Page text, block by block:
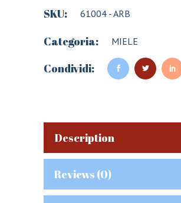
SKU: 61004 - ARB
Categoria: MIELE
Condividi:
Description
Reviews (0)